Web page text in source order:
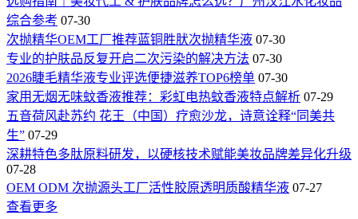
综合参考 07-30
次抛精华OEM工厂推荐蓝铜胜肰次抛精华液 07-30
专业的护肤品反复开启二次污染的解决方法 07-30
2026睫毛精华液专业评选便捷滋养TOP6榜单 07-30
家用无烟无味蚊香液推荐：彩虹电热蚊香液特点解析 07-29
五音荷风赴苏约 花王（中国）疗愈沙龙，诗意诠释“同美共
生” 07-29
深耕特色多肽原料研发，以硬核技术赋能美妆品牌差异化升级
07-28
OEM ODM 次抛源头工厂活性胶原透明质酸精华液 07-27
查看更多